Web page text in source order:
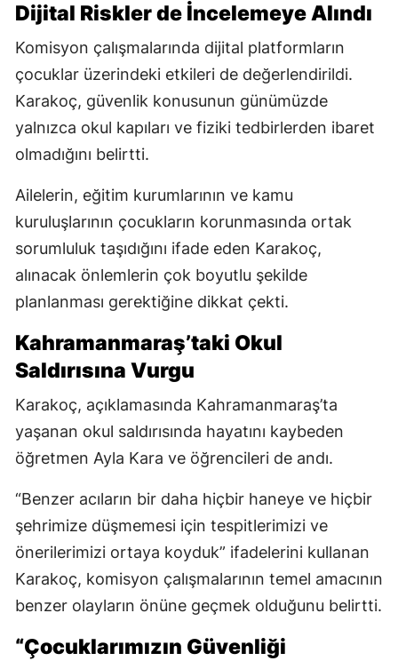
Dijital Riskler de İncelemeye Alındı
Komisyon çalışmalarında dijital platformların
çocuklar üzerindeki etkileri de değerlendirildi.
Karakoç, güvenlik konusunun günümüzde
yalnızca okul kapıları ve fiziki tedbirlerden ibaret
olmadığını belirtti.
Ailelerin, eğitim kurumlarının ve kamu
kuruluşlarının çocukların korunmasında ortak
sorumluluk taşıdığını ifade eden Karakoç,
alınacak önlemlerin çok boyutlu şekilde
planlanması gerektiğine dikkat çekti.
Kahramanmaraş’taki Okul
Saldırısına Vurgu
Karakoç, açıklamasında Kahramanmaraş’ta
yaşanan okul saldırısında hayatını kaybeden
öğretmen Ayla Kara ve öğrencileri de andı.
“Benzer acıların bir daha hiçbir haneye ve hiçbir
şehrimize düşmemesi için tespitlerimizi ve
önerilerimizi ortaya koyduk” ifadelerini kullanan
Karakoç, komisyon çalışmalarının temel amacının
benzer olayların önüne geçmek olduğunu belirtti.
“Çocuklarımızın Güvenliği